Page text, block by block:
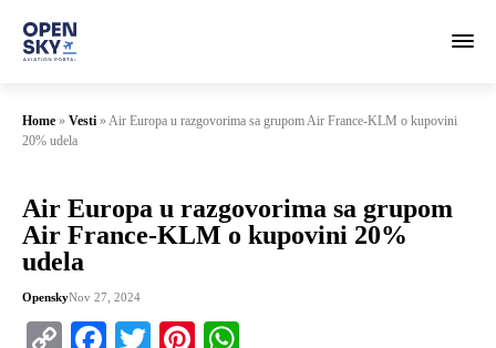
Home » Vesti »Air Europa u razgovorima sa grupom Air France-KLM o kupovini
20% udela
Air Europa u razgovorima sa grupom
Air France-KLM o kupovini 20%
udela
OpenskyNov 27, 2024
CopyFacebook
TwitterPinterest